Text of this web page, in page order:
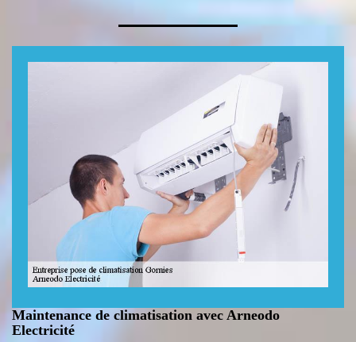
Maintenance de climatisation avec Arneodo
Electricité